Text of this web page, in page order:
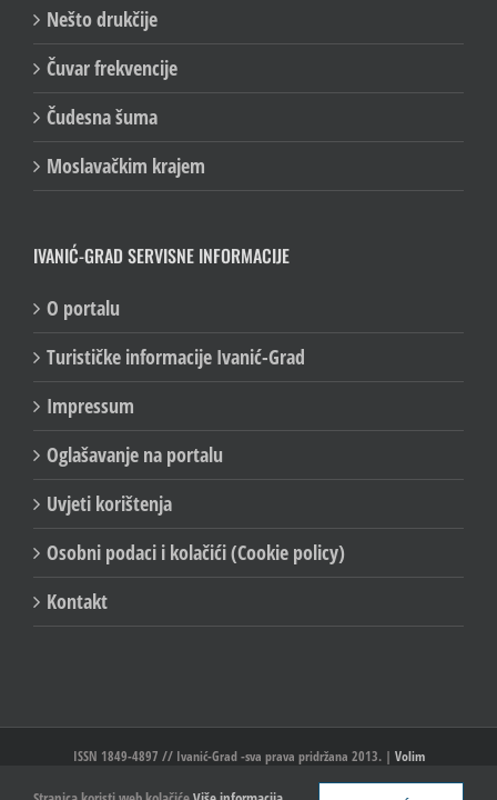
Nešto drukčije
Čuvar frekvencije
Čudesna šuma
Moslavačkim krajem
IVANIĆ-GRAD SERVISNE INFORMACIJE
O portalu
Turističke informacije Ivanić-Grad
Impressum
Oglašavanje na portalu
Uvjeti korištenja
Osobni podaci i kolačići (Cookie policy)
Kontakt
ISSN 1849-4897 // Ivanić-Grad -sva prava pridržana 2013. | Volim